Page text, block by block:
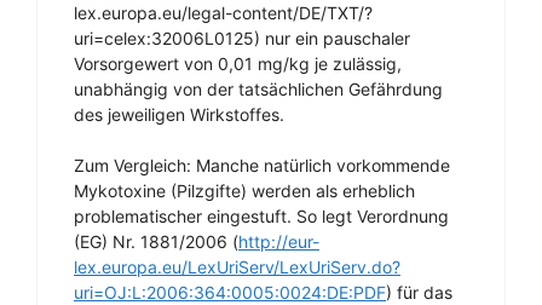
lex.europa.eu/legal-content/DE/TXT/?
uri=celex:32006L0125) nur ein pauschaler
Vorsorgewert von 0,01 mg/kg je zulässig,
unabhängig von der tatsächlichen Gefährdung
des jeweiligen Wirkstoffes.
Zum Vergleich: Manche natürlich vorkommende
Mykotoxine (Pilzgifte) werden als erheblich
problematischer eingestuft. So legt Verordnung
(EG) Nr. 1881/2006 (http://eur-
lex.europa.eu/LexUriServ/LexUriServ.do?
uri=OJ:L:2006:364:0005:0024:DE:PDF) für das